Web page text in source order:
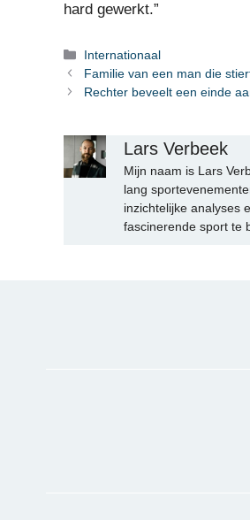
hard gewerkt.”
Categorieën
Internationaal
Familie van een man die
Rechter beveelt een einde
Lars Verbeek
Mijn naam is Lars
lang
inzichtelijke analyses
fascinerende sport te